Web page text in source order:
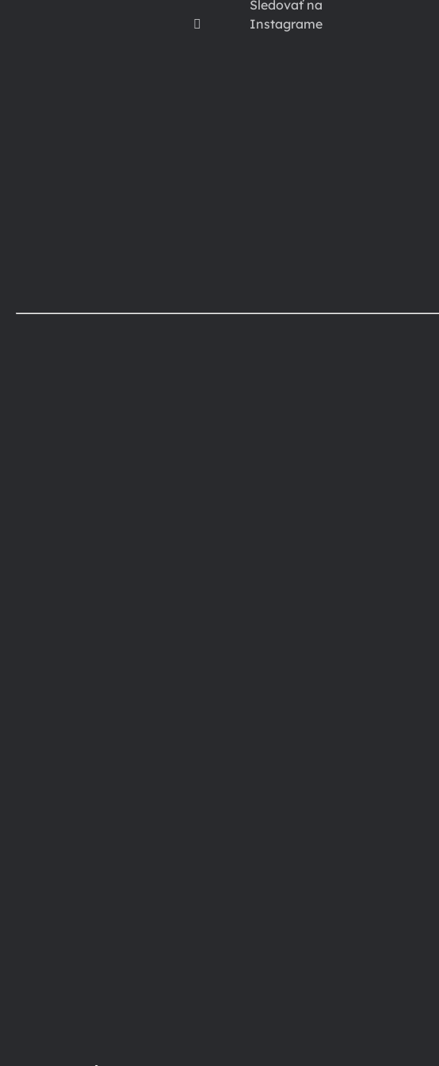
Sledovať na
Instagrame